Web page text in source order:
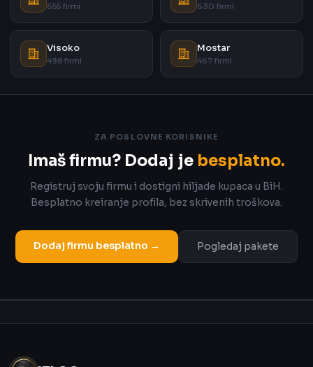
655 firmi 630 firmi
Visoko
498 firmi
Mostar
467 firmi
ZA POSLOVNE KORISNIKE
Imaš firmu? Dodaj je besplatno.
Registruj svoju firmu i dostigni hiljade kupaca u BiH.
Besplatno kreiranje profila, bez skrivenih troškova.
Dodaj firmu besplatno → Pogledaj pakete